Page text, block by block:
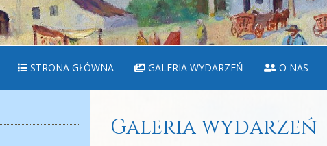
STRONA GŁÓWNA GALERIA WYDARZEŃ O NAS
Galeria wydarzeń